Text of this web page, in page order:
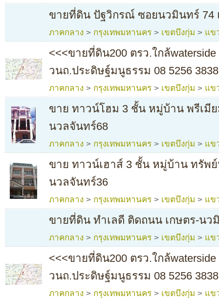
ขายที่ดิน ปัฐวิกรณ์ ซอยนวมินทร์ 74
ภาคกลาง > กรุงเทพมหานคร > เขตบึงกุ่ม > แข
<<<ขายที่ดิน200 ตรว.ใกล้
วนถ.ประดิษฐ์มนูธรรม 08 5256
ภาคกลาง > กรุงเทพมหานคร > เขตบึงกุ่ม > แข
ขาย ทาวน์โฮม 3 ชั้น หมู่บ้าน พรีเมี
นวลจันทร์68
ภาคกลาง > กรุงเทพมหานคร > เขตบึงกุ่ม > แข
ขาย ทาวน์เฮาส์ 3 ชั้น หมู่บ้าน ทรัพ
นวลจันทร์36
ภาคกลาง > กรุงเทพมหานคร > เขตบึงกุ่ม > แข
ขายที่ดิน ทำเลดี ติดถนน เกษตร-นว
ภาคกลาง > กรุงเทพมหานคร > เขตบึงกุ่ม > แข
<<<ขายที่ดิน200 ตรว.ใกล้
วนถ.ประดิษฐ์มนูธรรม 08 5256
ภาคกลาง > กรุงเทพมหานคร > เขตบึงกุ่ม > แข